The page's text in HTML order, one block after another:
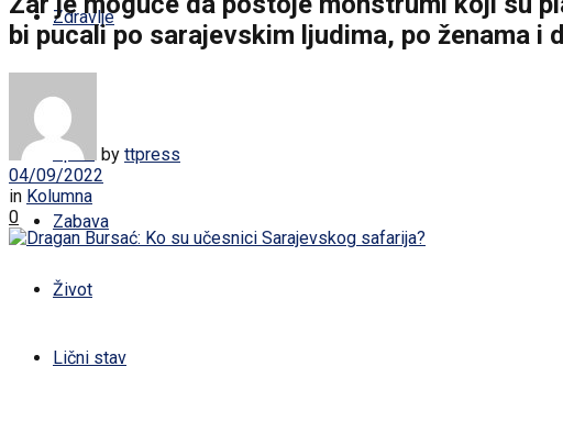
Zdravlje
Sport
Zabava
Život
Lični stav
bi pucali po sarajevskim ljudima, po ženama i
by ttpress
04/09/2022
in Kolumna
0